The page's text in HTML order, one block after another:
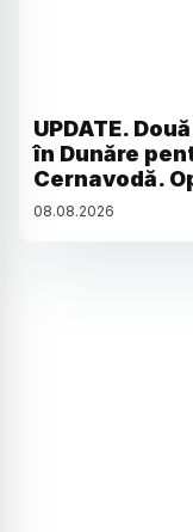
UPDATE.
în Dunăre
Cernavodă.
08.08.2026